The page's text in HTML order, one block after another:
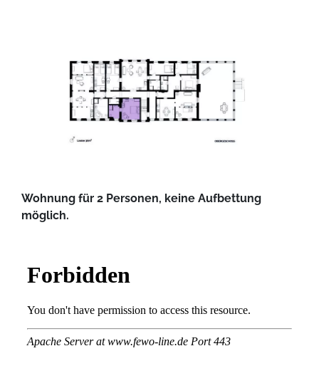
Wohnung für 2 Personen, keine Aufbettung
möglich.